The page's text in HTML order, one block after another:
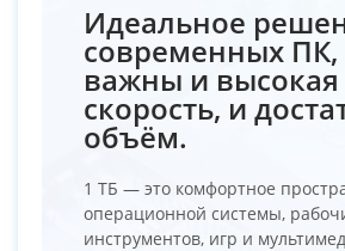
Идеальное
современных ПК,
важны и высокая
скорость, и
объём.
1 ТБ — это комфортное
операционной системы,
инструментов, игр и